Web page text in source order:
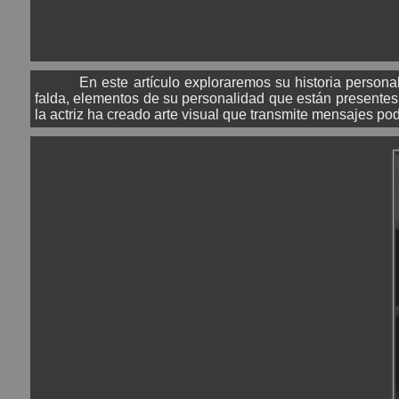
En este artículo exploraremos su historia
falda, elementos de su personalidad que están
la actriz ha creado arte visual que transmite mensajes